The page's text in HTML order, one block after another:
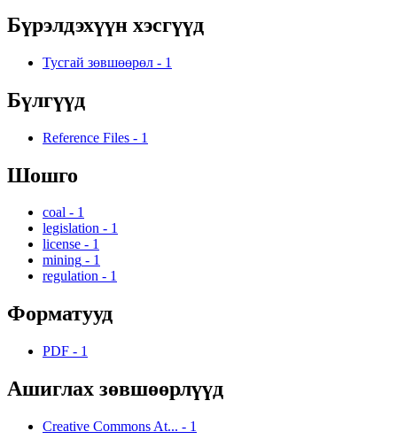
Бүрэлдэхүүн хэсгүүд
Тусгай зөвшөөрөл - 1
Бүлгүүд
Reference Files - 1
Шошго
coal - 1
legislation - 1
license - 1
mining - 1
regulation - 1
Форматууд
PDF - 1
Ашиглах зөвшөөрлүүд
Creative Commons At... - 1